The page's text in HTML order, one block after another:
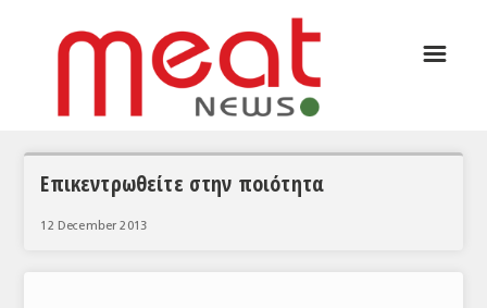
☰
Επικεντρωθείτε στην ποιότητα
12 December 2013